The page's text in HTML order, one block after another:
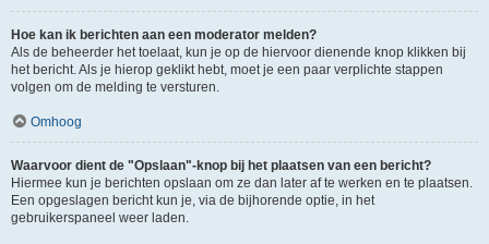
Hoe kan ik berichten aan een moderator melden?
Als de beheerder het toelaat, kun je op de hiervoor dienende knop klikken bij
het bericht. Als je hierop geklikt hebt, moet je een paar verplichte stappen
volgen om de melding te versturen.
Omhoog
Waarvoor dient de "Opslaan"-knop bij het plaatsen van een bericht?
Hiermee kun je berichten opslaan om ze dan later af te werken en te plaatsen.
Een opgeslagen bericht kun je, via de bijhorende optie, in het
gebruikerspaneel weer laden.